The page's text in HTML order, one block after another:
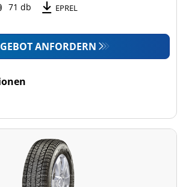
71 db EPREL
ANFORDERN